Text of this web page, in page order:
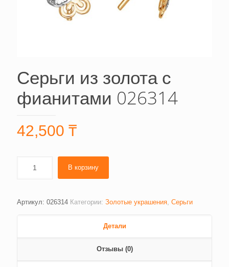
Серьги из золота с
фианитами 026314
42,500 ₸
В корзину
Артикул: 026314 Категории: Золотые украшения, Серьги
Детали
Отзывы (0)